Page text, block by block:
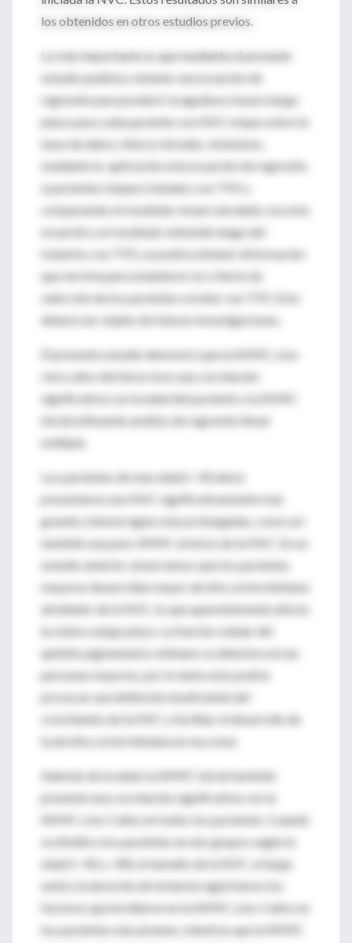
los obtenidos en otros estudios previos.
Lo más importante es que mediante el presente
estudio pudimos obtener una ecuación de
regresión para predecir la agudeza visual a largo
plazo para cada paciente con NVC miope sobre la
base de datos clínicos iniciales. Asimismo,
mediante la aplicación esta ecuación de regresión
a pacientes miopes tratados con TFD y
comparando el resultado visual calculado con esta
ecuación y el resultado obtenido luego del
tratarlos con TFD, se podría obtener información
que serviría para establecer un criterio de
selección de los pacientes a tratar con TFD. Esto
deberá ser objeto de futuras investigaciones.
El presente estudio demostró que la AVMC a los
cinco años del inicio tuvo una correlación
significativa con la edad del paciente y la AVMC
inicial utilizando análisis de regresión lineal
múltiple.
Los pacientes de más edad (> 40 años)
presentaron una NVC significativamente más
grande y hemorragias más prolongadas, como así
también una peor AVMC al inicio de la NVC. En un
estudio anterior observamos que los pacientes
mayores desarrollan mayor atrofia coriorretiniana
alrededor de la NVC, lo que aparentemente afecta
la visión a largo plazo. La función celular del
epitelio pigmentario retiniano se deteriora en las
personas mayores, por lo tanto esto podría
provocar una inhibición insuficiente del
crecimiento de la NVC y facilitar el desarrollo de
la atrofia coriorretiniana en esa zona.
Además de la edad, la AVMC inicial también
presentó una correlación significativa con la
AVMC a los 5 años en todos los pacientes. Cuando
se dividió a los pacientes en dos grupos según la
edad (< 40 y >40), el tamaño de la NVC, el largo
axial y la duración de la hemorragia fueron los
factores que incidieron en la AVMC a los 5 años en
los pacientes más jóvenes, mientras que la AVMC